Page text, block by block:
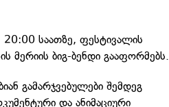
20:00 საათზე, ფესტივალის
მერიის ბიგ-ბენდი გააფორმებს.
გამარჯვებულები შემდეგ
და ანიმაციური